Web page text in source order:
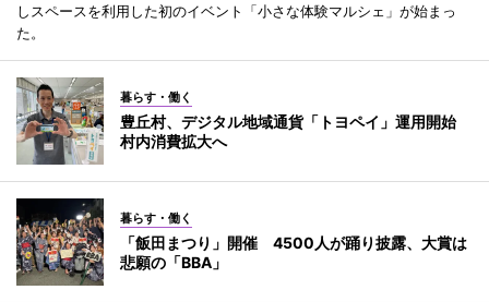
しスペースを利用した初のイベント「小さな体験マルシェ」が始まっ
た。
暮らす・働く
豊丘村、デジタル地域通貨「トヨペイ」運用開始
村内消費拡大へ
暮らす・働く
「飯田まつり」開催 4500人が踊り披露、大賞は
悲願の「BBA」